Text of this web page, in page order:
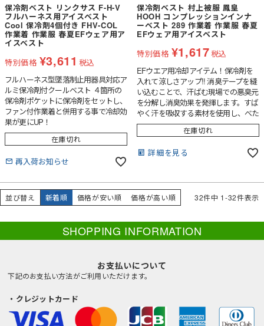
保冷剤ベスト リンクサス F-H-V
フルハーネス用アイスベスト
Cool 保冷剤4個付き FHV-COL
作業着 作業服 春夏EFウェア用ア
イスベスト
特別価格 ¥3,611 税込
フルハーネス型墜落制止用器具対応ア
ルミ保冷剤付クールベスト ４箇所の
保冷剤ポケットに保冷剤をセットし、
ファン付作業着と併用する事で冷却効
果が更にUP！
在庫切れ
再入荷お知らせ
保冷剤ベスト 村上被服 鳳皇
HOOH コンプレッションインナ
ーベスト 289 作業着 作業服 春夏
EFウェア用アイスベスト
特別価格 ¥1,617税込
EFウエア用冷却アイテム！保冷剤を
入れて涼しさアップ!! 消臭テープを縫
い込むことで、汗ばむ現場での悪臭元
を分解し消臭効果を発揮します。すば
やく汗を吸収する素材を使用し、べた
つきを防いでサラサラの気持ち良い肌
触りで衣服内を快適に保ちます。柔軟
負荷軽減や疲労回復をサポートするコ
在庫切れ
詳細を見る
並び替え 新着順 価格が安い順 価格が高い順 32件中 1-32件表示
SHOPPING INFORMATION
お支払いについて
下記のお支払い方法がご利用いただけます。
・クレジットカード